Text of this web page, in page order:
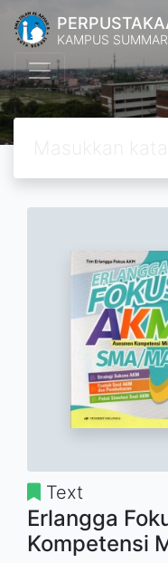
KAMPUS
Text
Erlangga
Kompetensi